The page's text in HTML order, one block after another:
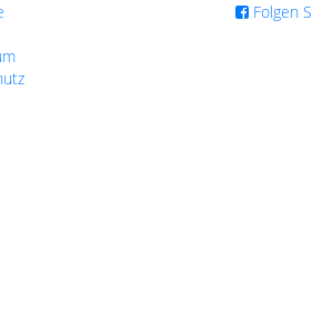
Folgen